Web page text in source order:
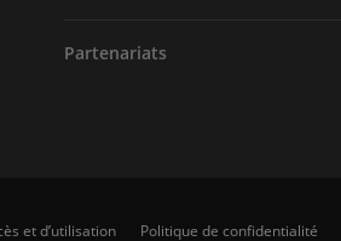
Partenariats
et d’utilisation Politique de confidentialité